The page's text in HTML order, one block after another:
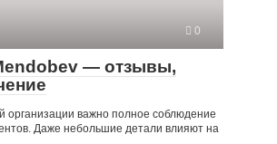
0
— отзывы,
организации важно полное соблюдение
Даже небольшие детали влияют на